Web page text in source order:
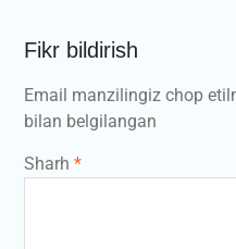
Fikr bildirish
Email manzilingiz chop
bilan belgilangan
Sharh *